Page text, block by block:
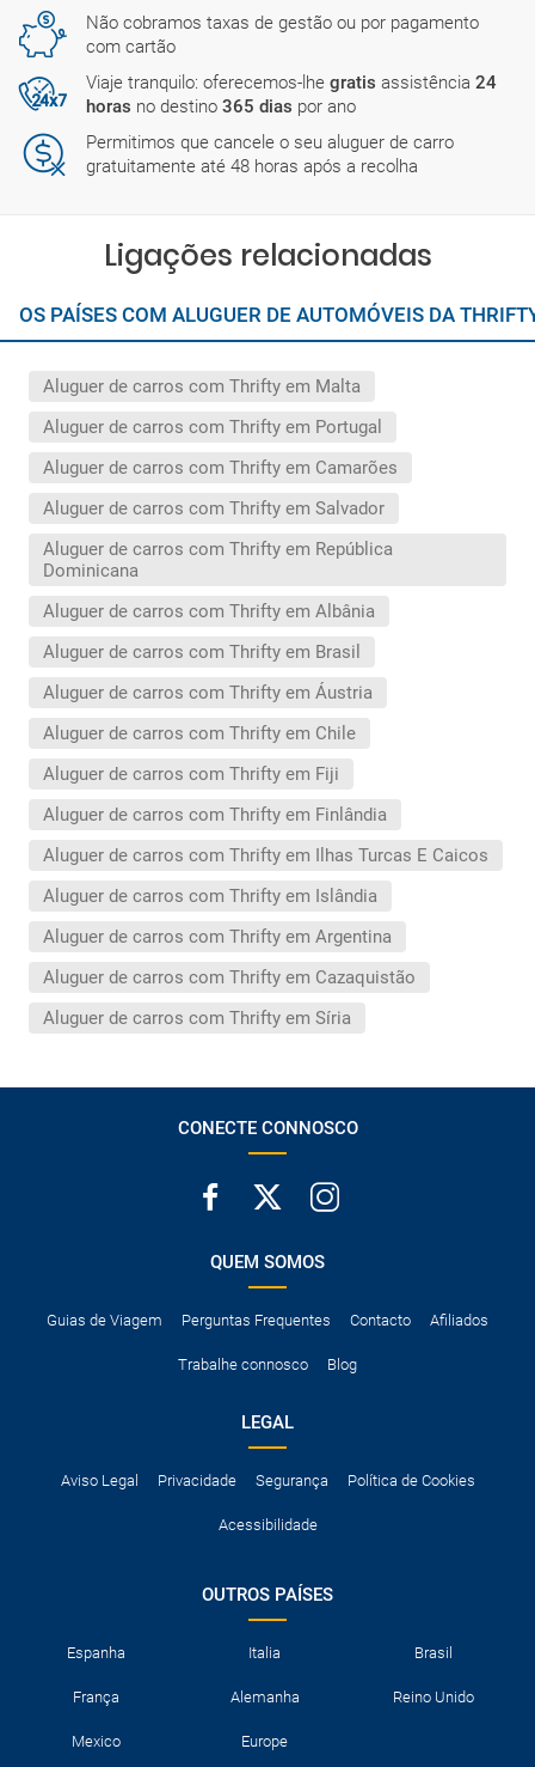
Não cobramos taxas de gestão ou por pagamento
com cartão
Viaje tranquilo: oferecemos-lhe gratis assistência 24
horas no destino 365 dias por ano
Permitimos que cancele o seu aluguer de carro
gratuitamente até 48 horas após a recolha
Ligações relacionadas
OS PAÍSES COM ALUGUER DE AUTOMÓVEIS DA
Aluguer de carros com Thrifty em Malta
Aluguer de carros com Thrifty em Portugal
Aluguer de carros com Thrifty em Camarões
Aluguer de carros com Thrifty em Salvador
Aluguer de carros com Thrifty em República
Dominicana
Aluguer de carros com Thrifty em Albânia
Aluguer de carros com Thrifty em Brasil
Aluguer de carros com Thrifty em Áustria
Aluguer de carros com Thrifty em Chile
Aluguer de carros com Thrifty em Fiji
Aluguer de carros com Thrifty em Finlândia
Aluguer de carros com Thrifty em Ilhas Turcas E Caicos
Aluguer de carros com Thrifty em Islândia
Aluguer de carros com Thrifty em Argentina
Aluguer de carros com Thrifty em Cazaquistão
Aluguer de carros com Thrifty em Síria
CONECTE CONNOSCO
QUEM SOMOS
Guias de Viagem Perguntas Frequentes Contacto Afiliados
Trabalhe connosco Blog
LEGAL
Aviso Legal Privacidade Segurança Política de Cookies
Acessibilidade
OUTROS PAÍSES
Espanha Italia Brasil
França Alemanha Reino Unido
Mexico Europe